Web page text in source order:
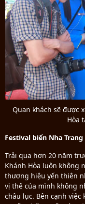
Quan khách sẽ được
Hòa
Festival biển Nha
Trải qua hơn 20 năm
Khánh Hòa luôn không
thương hiệu yến thiên
vị thế của mình không
châu lục. Bên cạnh